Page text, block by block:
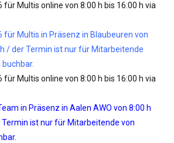
für Multis online von 8:00 h bis 16:00 h via
für Multis in Präsenz in Blaubeuren von
/ der Termin ist nur für Mitarbeitende
buchbar.
für Multis online von 8:00 h bis 16:00 h via
in Präsenz in Aalen AWO von 8:00 h
Termin ist nur für Mitarbeitende von